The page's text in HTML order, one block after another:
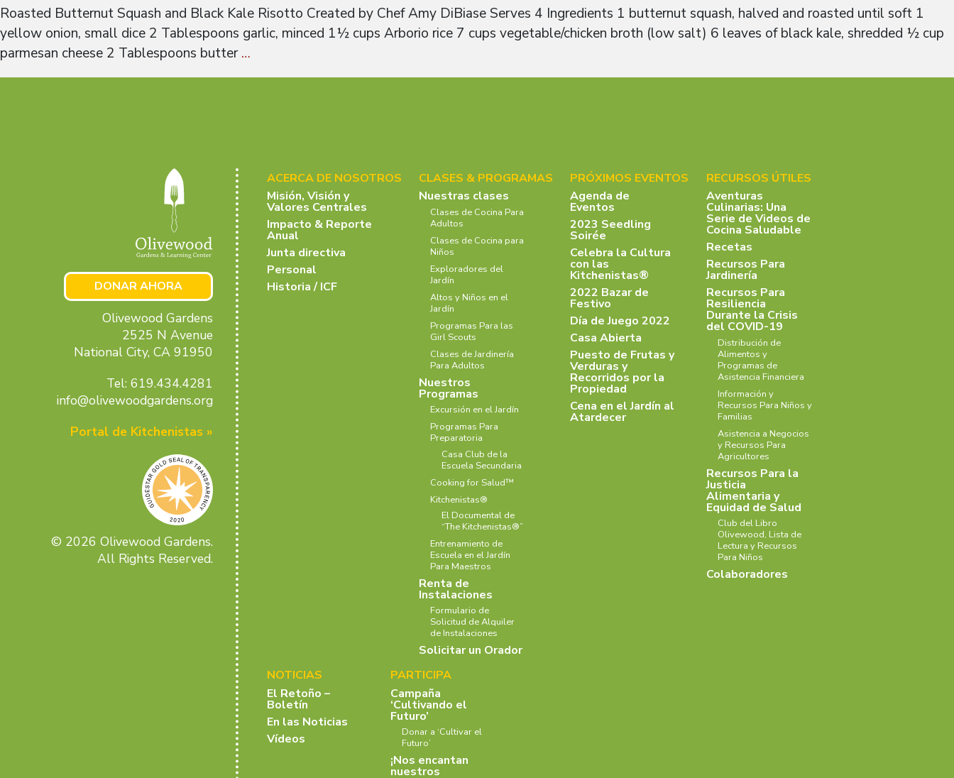
Roasted Butternut Squash and Black Kale Risotto Created by Chef Amy DiBiase Serves 4 Ingredients 1 butternut squash, halved and roasted until soft 1
yellow onion, small dice 2 Tablespoons garlic, minced 1½ cups Arborio rice 7 cups vegetable/chicken broth (low salt) 6 leaves of black kale, shredded ½ cup
parmesan cheese 2 Tablespoons butter…
DONAR AHORA
Olivewood Gardens
2525 N Avenue
National City, CA 91950
Tel: 619.434.4281
info@olivewoodgardens.org
Portal de Kitchenistas »
© 2026 Olivewood Gardens.
All Rights Reserved.
ACERCA DE NOSOTROS
Misión, Visión y
Valores Centrales
Impacto & Reporte
Anual
Junta directiva
Personal
Historia / ICF
CLASES & PROGRAMAS
Nuestras clases
Clases de Cocina Para
Adultos
Clases de Cocina para
Niños
Exploradores del
Jardín
Altos y Niños en el
Jardín
Programas Para las
Girl Scouts
Clases de Jardinería
Para Adultos
Nuestros
Programas
Excursión en el Jardín
Programas Para
Preparatoria
Casa Club de la
Escuela Secundaria
Cooking for Salud™
Kitchenistas®
El Documental de
“The Kitchenistas®”
Entrenamiento de
Escuela en el Jardín
Para Maestros
Renta de
Instalaciones
Formulario de
Solicitud de Alquiler
de Instalaciones
Solicitar un Orador
PRÓXIMOS EVENTOS
Agenda de
Eventos
2023 Seedling
Soirée
Celebra la Cultura
con las
Kitchenistas®
2022 Bazar de
Festivo
Día de Juego 2022
Casa Abierta
Puesto de Frutas y
Verduras y
Recorridos por la
Propiedad
Cena en el Jardín al
Atardecer
RECURSOS ÚTILES
Aventuras
Culinarias: Una
Serie de Videos de
Cocina Saludable
Recetas
Recursos Para
Jardinería
Recursos Para
Resiliencia
Durante la Crisis
del COVID-19
Distribución de
Alimentos y
Programas de
Asistencia Financiera
Información y
Recursos Para Niños y
Familias
Asistencia a Negocios
y Recursos Para
Agricultores
Recursos Para la
Justicia
Alimentaria y
Equidad de Salud
Club del Libro
Olivewood, Lista de
Lectura y Recursos
Para Niños
Colaboradores
NOTICIAS
El Retoño –
Boletín
En las Noticias
Vídeos
PARTICIPA
Campaña
‘Cultivando el
Futuro’
Donar a ‘Cultivar el
Futuro’
¡Nos encantan
nuestros